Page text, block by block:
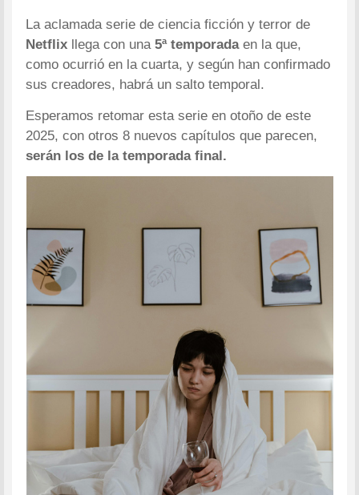
La aclamada serie de ciencia ficción y terror de
Netflix
llega con una5ª temporadaen la que,
como ocurrió en la cuarta, y según han confirmado
sus creadores, habrá un salto temporal.
Esperamos retomar esta serie en otoño de este
2025, con otros 8 nuevos capítulos que parecen,
serán los de la temporada final.